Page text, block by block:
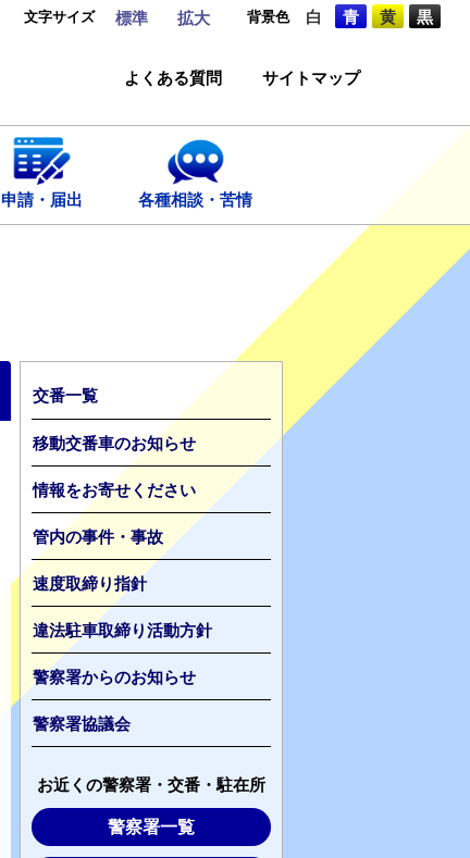
文字サイズ 標準 拡大 背景色 白 青 黄 黒
よくある質問 サイトマップ
申請・届出 各種相談・苦情
交番一覧
移動交番車のお知らせ
情報をお寄せください
管内の事件・事故
速度取締り指針
違法駐車取締り活動方針
警察署からのお知らせ
警察署協議会
お近くの警察署・交番・駐在所
警察署一覧